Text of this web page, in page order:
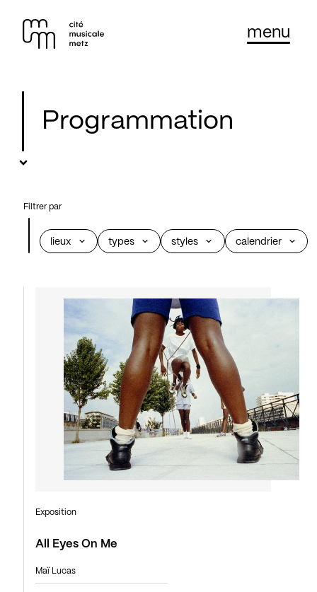
Se rendre au
Contenu principal
menu
Programmation
Filtrer par
lieux types styles calendrier
All Eyes On Me
Exposition
Maï Lucas